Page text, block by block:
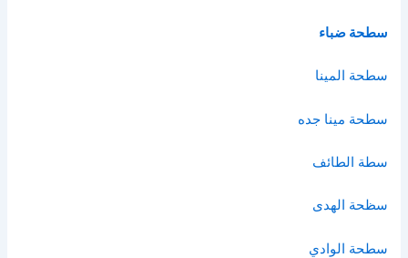
سطحة ضباء
سطحة المينا
سطحة مينا جده
سطة الطائف
سظحة الهدى
سطحة الوادي